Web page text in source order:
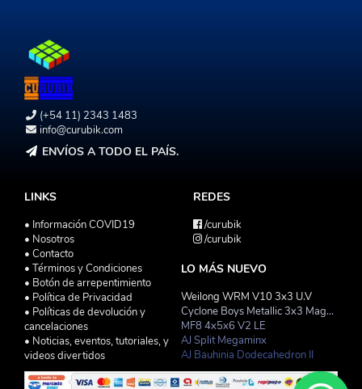
(+54 11) 2343 1483
info@curubik.com
ENVÍOS A TODO EL PAÍS.
LINKS
• Información COVID19
• Nosotros
• Contacto
• Términos y Condiciones
• Botón de arrepentimiento
• Política de Privacidad
• Políticas de devolución y
cancelaciones
• Noticias, eventos, tutoriales, y
videos divertidos
REDES
/curubik
/curubik
LO MÁS NUEVO
Weilong WRM V10 3x3 U.V
Cyclone Boys Metallic 3x3 Magnetico Macaron
MF8 4x5x6 V2 LE
AJ Split Megaminx
AJ Bauhinia Dodecahedron II